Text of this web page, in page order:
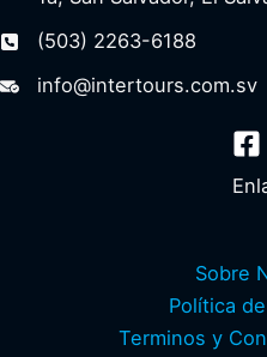
(503) 2263-6188
info@intertours.com.sv
Sobre
Política
Terminos y